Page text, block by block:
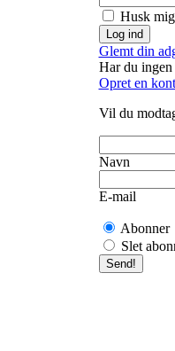
Husk mig
Glemt din
Har du
Opret en
Vil du
Navn
E-mail
Abonner
Slet